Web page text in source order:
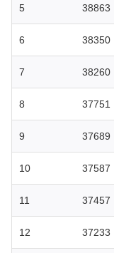
5 38863
6 38350
7 38260
8 37751
9 37689
10 37587
11 37457
12 37233